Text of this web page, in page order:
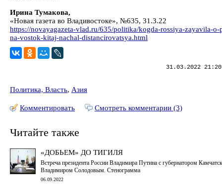
Ирина Тумакова,
«Новая газета во Владивостоке», №635, 31.3.22
https://novayagazeta-vlad.ru/635/politika/kogda-rossiya-zayavila-o-
na-vostok-kitaj-nachal-distancirovatsya.html
31.03.2022
Политика, Власть, Азия
Комментировать Смотреть комментарии (3)
Читайте также
«ДОБЬЕМ» ДО ТИГИЛЯ
Встреча президента России Владимира Путина с губернатором
Владимиром Солодовым. Стенограмма
06.09.2022